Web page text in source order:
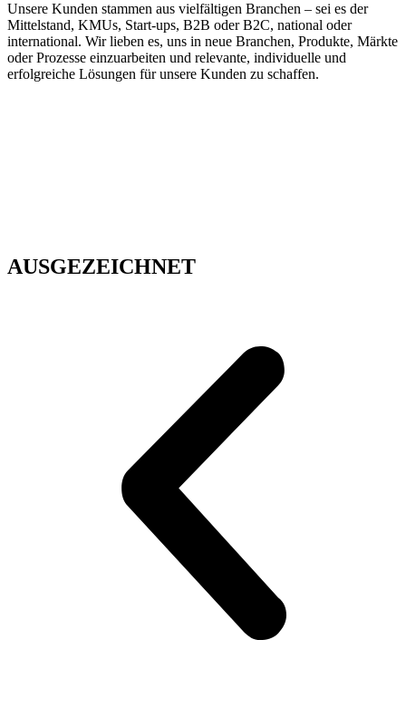
Unsere Kunden stammen aus vielfältigen Branchen – sei es der
Mittelstand, KMUs, Start-ups, B2B oder B2C, national oder
international. Wir lieben es, uns in neue Branchen, Produkte, Märkte
oder Prozesse einzuarbeiten und relevante, individuelle und
erfolgreiche Lösungen für unsere Kunden zu schaffen.
AUSGEZEICHNET